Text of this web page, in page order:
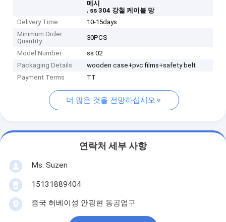
메시
, ss 304 강철 케이블 망
Delivery Time
10-15days
Minimum Order
Quantity
30PCS
Model Number
ss 02
Packaging Details
wooden case+pvc films+safety belt
Payment Terms
TT
더 많은 것을 전망하십시오
연락처 세부 사항
Ms. Suzen
15131889404
중국 허베이성 안핑현 동공업구